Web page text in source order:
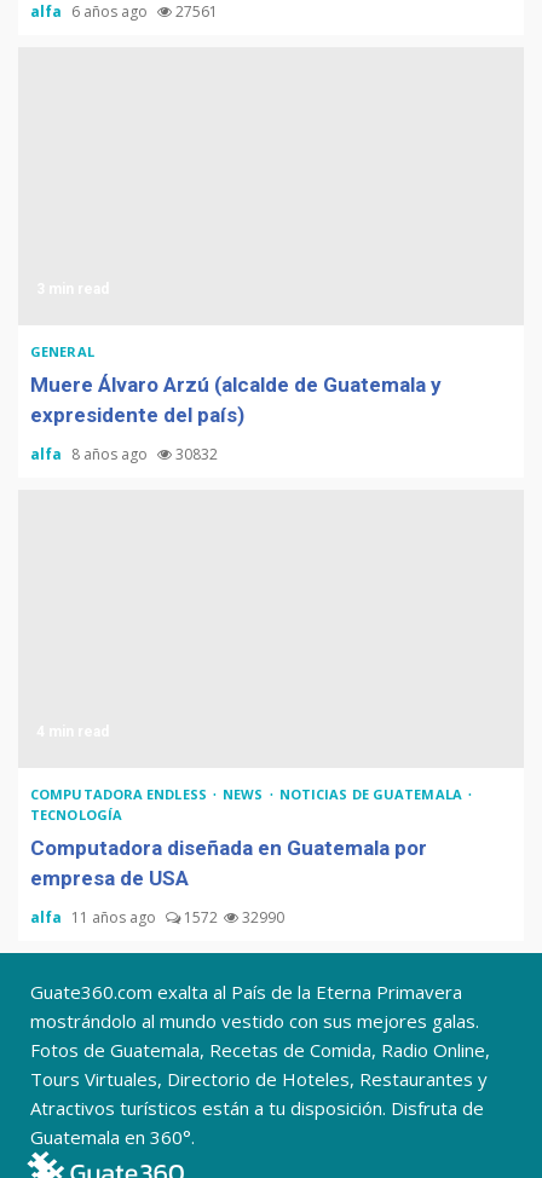
alfa 6 años ago 27561
GENERAL
Muere Álvaro Arzú (alcalde de Guatemala y
expresidente del país)
alfa 8 años ago 30832
COMPUTADORA ENDLESS NEWS
NOTICIAS DE GUATEMALA
TECNOLOGÍA
Computadora diseñada en Guatemala por
empresa de USA
alfa 11 años ago 1572 32990
Guate360.com exalta al País de la Eterna Primavera
mostrándolo al mundo vestido con sus mejores galas.
Fotos de Guatemala, Recetas de Comida, Radio Online,
Tours Virtuales, Directorio de Hoteles, Restaurantes y
Atractivos turísticos están a tu disposición. Disfruta de
Guatemala en 360°.